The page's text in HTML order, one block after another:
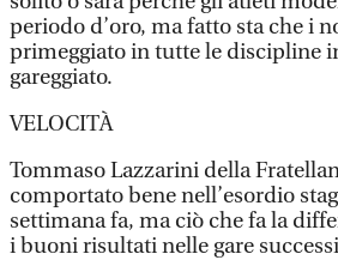
periodo d’oro, ma fatto sta che i
primeggiato in tutte le discipline
gareggiato.
VELOCITÀ
Tommaso Lazzarini della
comportato bene nell’esordio
settimana fa, ma ciò che fa la
i buoni risultati nelle gare